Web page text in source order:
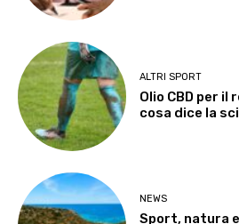
ALTRI SPORT
Olio CBD per il
cosa dice la
NEWS
Sport, natura